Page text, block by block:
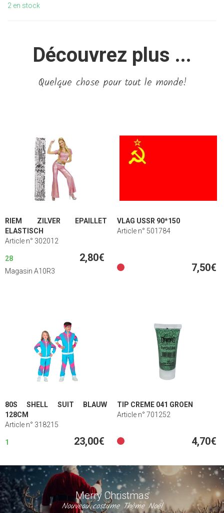
2 en stock
Découvrez plus ...
Quelque chose pour tout le monde!
RIEM ZILVER EPAILLET
ELASTISCH
Article n° 302012
28 2,80€
Magasin A10R3
VLAG USSR 90*150
Article n° 501784
7,50€
80S SHELL SUIT BLAUW
128CM
Article n° 318215
1 23,00€
TIP CREME 041 GROEN
Article n° 701252
4,70€
Merry Christmas
Nouveau costume Thème Noël